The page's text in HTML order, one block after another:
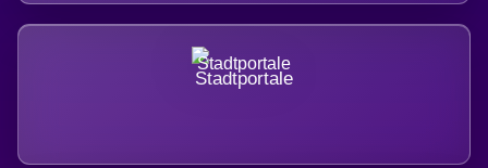
Stadtportale